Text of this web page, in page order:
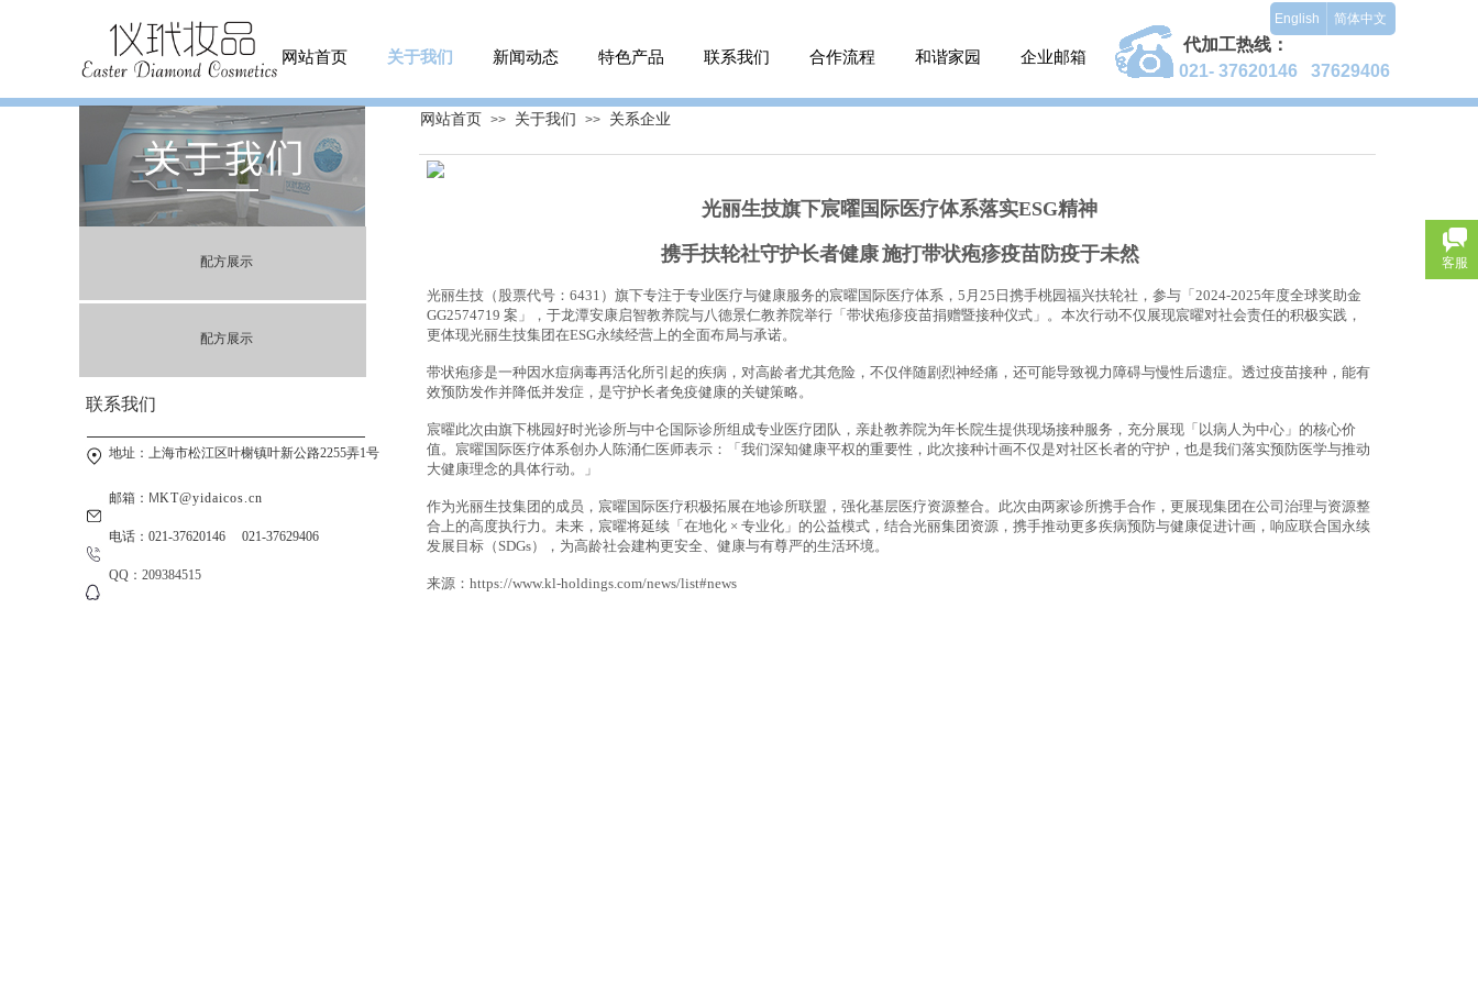
网站首页 关于我们 新闻动态 特色产品 联系我们 合作流程 和谐家园 企业邮箱
代加工热线：
021- 37620146 37629406
企业邮箱：mail.yidaicos.cn
English 简体中文
网站首页 >> 关于我们 >> 关系企业
光丽生技旗下宸曜国际医疗体系落实ESG精神
携手扶轮社守护长者健康施打带状疱疹疫苗防疫于未然
光丽生技（股票代号： 6431 ）旗下专注于专业医疗与健康服务的宸曜国际医疗体系， 5 月 25 日携手桃园福兴扶轮社，参与「 2024-2025年度全球奖助金
GG2574719 案」，于龙潭安康启智教养院与八德景仁教养院举行「带状疱疹疫苗捐赠暨接种仪式」。本次行动不仅展现宸曜对社会责任的积极实践，
更体现光丽生技集团在ESG永续经营上的全面布局与承诺。
带状疱疹是一种因水痘病毒再活化所引起的疾病，对高龄者尤其危险，不仅伴随剧烈神经痛，还可能导致视力障碍与慢性后遗症。透过疫苗接种，能有
效预防发作并降低并发症，是守护长者免疫健康的关键策略。
宸曜此次由旗下桃园好时光诊所与中仑国际诊所组成专业医疗团队，亲赴教养院为年长院生提供现场接种服务，充分展现「以病人为中心」的核心价
值。宸曜国际医疗体系创办人陈涌仁医师表示：「我们深知健康平权的重要性，此次接种计画不仅是对社区长者的守护，也是我们落实预防医学与推动
大健康理念的具体行动。」
作为光丽生技集团的成员，宸曜国际医疗积极拓展在地诊所联盟，强化基层医疗资源整合。此次由两家诊所携手合作，更展现集团在公司治理与资源整
合上的高度执行力。未来，宸曜将延续「在地化 × 专业化」的公益模式，结合光丽集团资源，携手推动更多疾病预防与健康促进计画，响应联合国永续
发展目标（ SDGs），为高龄社会建构更安全、健康与有尊严的生活环境。
来源： https://www.kl-holdings.com/news/list#news
配方展示
配方展示
联系我们
地址：上海市松江区叶榭镇叶新公路2255弄1号
邮箱： MKT@yidaicos.cn
电话：021-37620146 021-37629406
QQ：209384515
客服